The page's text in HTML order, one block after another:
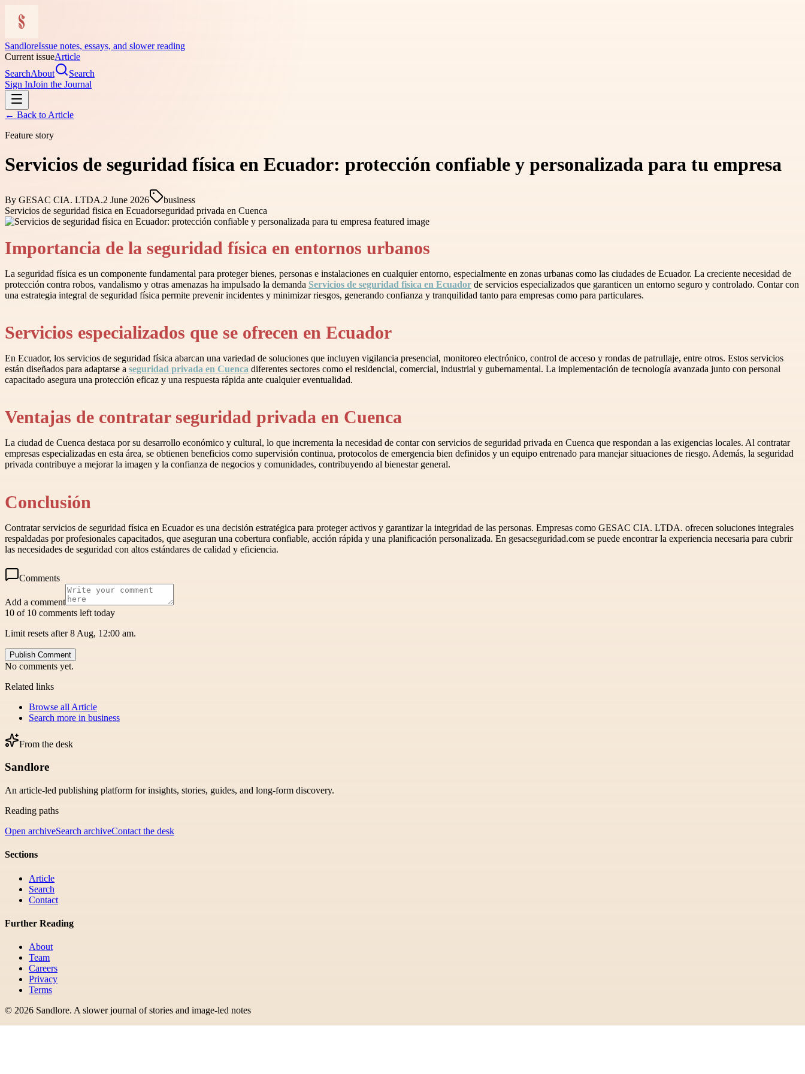
SandloreIssue notes, essays, and slower reading
Current issueArticle
SearchAbout
Search
Sign InJoin the Journal
← Back to Article
Feature story
Servicios de seguridad física en Ecuador: protección confiable y personalizada para tu empresa
By GESAC CIA. LTDA.2 June 2026
business
Servicios de seguridad fisica en Ecuadorseguridad privada en Cuenca
Importancia de la seguridad física en entornos urbanos
La seguridad física es un componente fundamental para proteger bienes, personas e instalaciones en cualquier entorno, especialmente en zonas urbanas como las ciudades de Ecuador. La creciente necesidad de
protección contra robos, vandalismo y otras amenazas ha impulsado la demanda Servicios de seguridad fisica en Ecuador de servicios especializados que garanticen un entorno seguro y controlado. Contar con
una estrategia integral de seguridad física permite prevenir incidentes y minimizar riesgos, generando confianza y tranquilidad tanto para empresas como para particulares.
Servicios especializados que se ofrecen en Ecuador
En Ecuador, los servicios de seguridad física abarcan una variedad de soluciones que incluyen vigilancia presencial, monitoreo electrónico, control de acceso y rondas de patrullaje, entre otros. Estos servicios
están diseñados para adaptarse a seguridad privada en Cuenca diferentes sectores como el residencial, comercial, industrial y gubernamental. La implementación de tecnología avanzada junto con personal
capacitado asegura una protección eficaz y una respuesta rápida ante cualquier eventualidad.
Ventajas de contratar seguridad privada en Cuenca
La ciudad de Cuenca destaca por su desarrollo económico y cultural, lo que incrementa la necesidad de contar con servicios de seguridad privada en Cuenca que respondan a las exigencias locales. Al contratar
empresas especializadas en esta área, se obtienen beneficios como supervisión continua, protocolos de emergencia bien definidos y un equipo entrenado para manejar situaciones de riesgo. Además, la seguridad
privada contribuye a mejorar la imagen y la confianza de negocios y comunidades, contribuyendo al bienestar general.
Conclusión
Contratar servicios de seguridad física en Ecuador es una decisión estratégica para proteger activos y garantizar la integridad de las personas. Empresas como GESAC CIA. LTDA. ofrecen soluciones integrales
respaldadas por profesionales capacitados, que aseguran una cobertura confiable, acción rápida y una planificación personalizada. En gesacseguridad.com se puede encontrar la experiencia necesaria para cubrir
las necesidades de seguridad con altos estándares de calidad y eficiencia.
Comments
Add a comment
10 of 10 comments left today
Limit resets after 8 Aug, 12:00 am.
Publish Comment
No comments yet.
Related links
Browse all Article
Search more in business
From the desk
Sandlore
An article-led publishing platform for insights, stories, guides, and long-form discovery.
Reading paths
Open archiveSearch archiveContact the desk
Sections
Article
Search
Contact
Further Reading
About
Team
Careers
Privacy
Terms
© 2026 Sandlore. A slower journal of stories and image-led notes